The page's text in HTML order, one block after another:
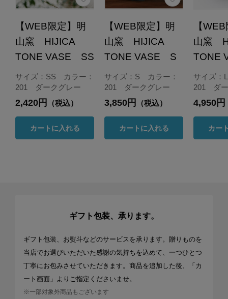
【WEB限定】明
山窯 HIJICA
TONE VASE SS
サイズ：SS カラー：
201 ダークグレー
2,420円 （税込）
カートに入れる
【WEB限定】明
山窯 HIJICA
TONE VASE S
サイズ：S カラー：
201 ダークグレー
3,850円 （税込）
カートに入れる
【
山窯
TONE
サイズ
201 ダ
4,950円
カー
ギフト包装、承ります。
ギフト包装、お熨斗などのサービスを承ります。贈りものを
当店でお選びいただいた感謝の気持ちを込めて、一つひとつ
丁寧にお包みさせていただきます。商品を追加した後、「カ
ート画面」よりご指定くださいませ。
※一部対象外商品もございます